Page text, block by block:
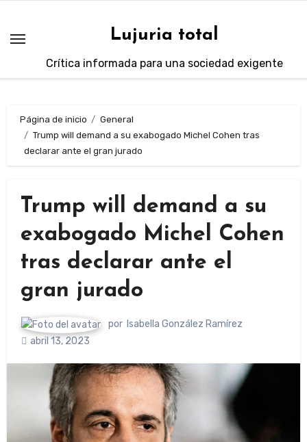
contenido
Lujuria total
Crítica informada para una sociedad exigente
Página de inicio
General
Trump will demand a su exabogado Michel Cohen tras
declarar ante el gran jurado
Trump will demand a su
exabogado Michel Cohen
tras declarar ante el
gran jurado
por Isabella González Ramírez
abril 13, 2023